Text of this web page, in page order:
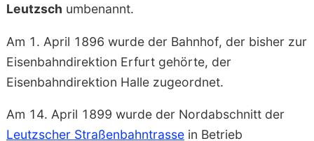
Leutzsch umbenannt.
Am 1. April 1896 wurde der Bahnhof, der bisher zur
Eisenbahndirektion Erfurt gehörte, der
Eisenbahndirektion Halle zugeordnet.
Am 14. April 1899 wurde der Nordabschnitt der
Leutzscher Straßen­bahn­trassein Betrieb